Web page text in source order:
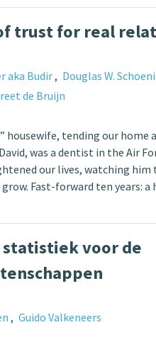
trust for real
aka Budir
Douglas W.
de Bruijn
housewife, tending our home
was a dentist in the Air
our lives, watching him
Fast-forward ten years: a
voor de
Guido Valkeneers